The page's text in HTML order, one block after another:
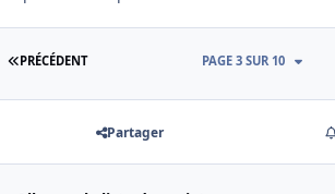
PREMIÈRE PAGE
PRÉCÉDENT PAGE 3 SUR 10
Partager